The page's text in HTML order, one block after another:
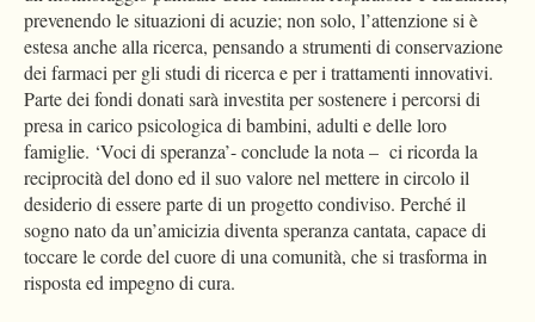
prevenendo le situazioni di acuzie; non solo, l’attenzione si è
estesa anche alla ricerca, pensando a strumenti di conservazione
dei farmaci per gli studi di ricerca e per i trattamenti innovativi.
Parte dei fondi donati sarà investita per sostenere i percorsi di
presa in carico psicologica di bambini, adulti e delle loro
famiglie. ‘Voci di speranza’- conclude la nota – ci ricorda la
reciprocità del dono ed il suo valore nel mettere in circolo il
desiderio di essere parte di un progetto condiviso. Perché il
sogno nato da un’amicizia diventa speranza cantata, capace di
toccare le corde del cuore di una comunità, che si trasforma in
risposta ed impegno di cura.